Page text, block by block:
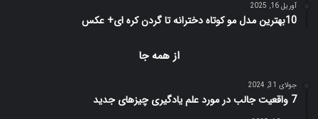
آوریل 16, 2025
10بهترین مدل مو کوتاه دخترانه تا گردن کره ای+ عکس
از همه جا
جولای 31, 2024
7 واقعیت جالب در مورد علم یادگیری چیزهای جدید